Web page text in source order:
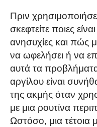
Πριν
σκεφτείτε ποιες
ανησυχίες και πώς
να ωφελήσει ή να
αυτά τα
αργίλου είναι
της ακμής όταν
με μια ρουτίνα
Ωστόσο, μια τέτοια